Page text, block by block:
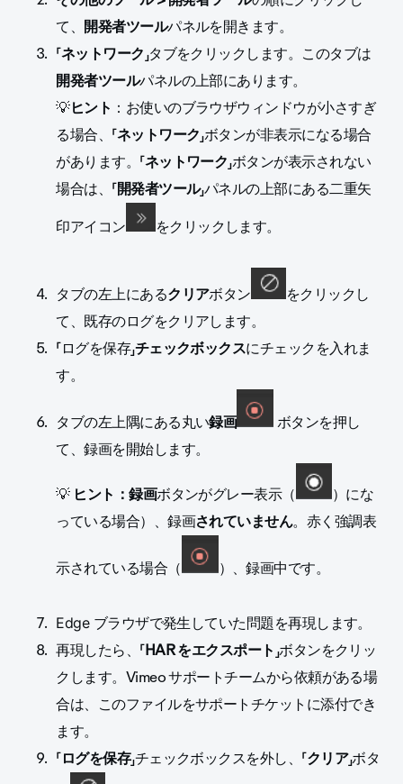
て、 開発者ツールパネルを開きます。
「ネットワーク」タブをクリックします。このタブは
開発者ツールパネルの上部にあります。
💡ヒント ：お使いのブラウザウィンドウが小さすぎ
る場合、「ネットワーク」ボタンが非表示になる場合
があります。「ネットワーク」ボタンが表示されない
場合は、「開発者ツール」パネルの上部にある二重矢
印アイコン
をクリックします。
タブの左上にあるクリアボタン
をクリックし
て、既存のログをクリアします。
「ログを保存」チェックボックスにチェックを入れま
す。
タブの左上隅にある丸い録画
ボタンを押し
て、録画を開始します。
💡 ヒント：録画ボタンがグレー表示（
）にな
っている場合）、録画されていません。赤く強調表
示されている場合（
）、録画中です。
Edge ブラウザで発生していた問題を再現します。
再現したら、「HAR をエクスポート」ボタンをクリッ
クします。Vimeo サポートチームから依頼がある場
合は、このファイルをサポートチケットに添付でき
ます。
「ログを保存」チェックボックスを外し、「クリア」ボタ